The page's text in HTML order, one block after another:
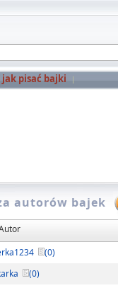
jak pisać bajki
autorów bajek
(0)
(0)